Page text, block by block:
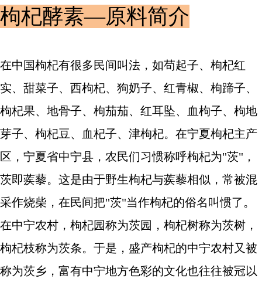
枸杞酵素—原料简介
在中国枸杞有很多民间叫法，如苟起子、枸杞红
实、甜菜子、西枸杞、狗奶子、红青椒、枸蹄子、
枸杞果、地骨子、枸茄茄、红耳坠、血枸子、枸地
芽子、枸杞豆、血杞子、津枸杞。在宁夏枸杞主产
区，宁夏省中宁县，农民们习惯称呼枸杞为"茨"，
茨即蒺藜。这是由于野生枸杞与蒺藜相似，常被混
采作烧柴，在民间把"茨"当作枸杞的俗名叫惯了。
在中宁农村，枸杞园称为茨园，枸杞树称为茨树，
枸杞枝称为茨条。于是，盛产枸杞的中宁农村又被
称为茨乡，富有中宁地方色彩的文化也往往被冠以